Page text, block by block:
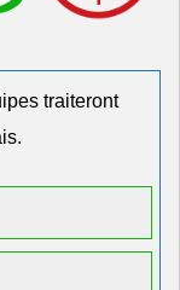
traiteront